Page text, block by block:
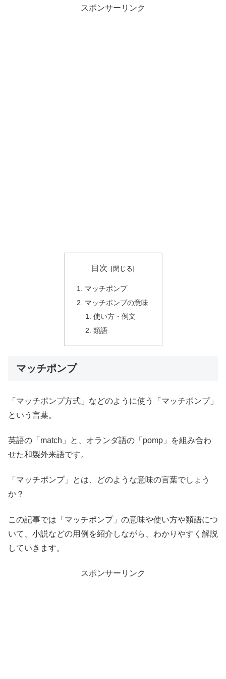
スポンサーリンク
目次
マッチポンプ
マッチポンプの意味
使い方・例文
類語
マッチポンプ
「マッチポンプ方式」などのように使う「マッチポンプ」
という言葉。
英語の「match」と、オランダ語の「pomp」を組み合わ
せた和製外来語です。
「マッチポンプ」とは、どのような意味の言葉でしょう
か？
この記事では「マッチポンプ」の意味や使い方や類語につ
いて、小説などの用例を紹介しながら、わかりやすく解説
していきます。
スポンサーリンク